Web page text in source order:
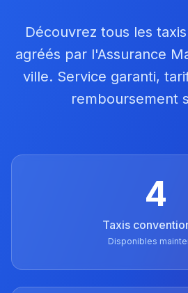
Découvrez tous les
agréés par l'Assurance
ville. Service garanti,
remboursement
4
Taxis
Disponibles